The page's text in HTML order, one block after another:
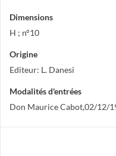
Dimensions
H ; n°10
Origine
Editeur: L. Danesi
Modalités d'entrées
Don Maurice Cabot,02/12/